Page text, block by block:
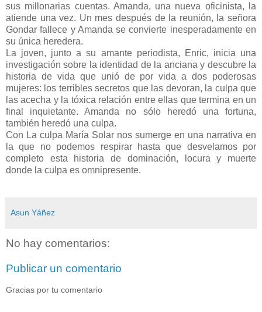
sus millonarias cuentas. Amanda, una nueva oficinista, la
atiende una vez. Un mes después de la reunión, la señora
Gondar fallece y Amanda se convierte inesperadamente en
su única heredera.
La joven, junto a su amante periodista, Enric, inicia una
investigación sobre la identidad de la anciana y descubre la
historia de vida que unió de por vida a dos poderosas
mujeres: los terribles secretos que las devoran, la culpa que
las acecha y la tóxica relación entre ellas que termina en un
final inquietante. Amanda no sólo heredó una fortuna,
también heredó una culpa.
Con La culpa María Solar nos sumerge en una narrativa en
la que no podemos respirar hasta que desvelamos por
completo esta historia de dominación, locura y muerte
donde la culpa es omnipresente.
Asun Yáñez
No hay comentarios:
Publicar un comentario
Gracias por tu comentario